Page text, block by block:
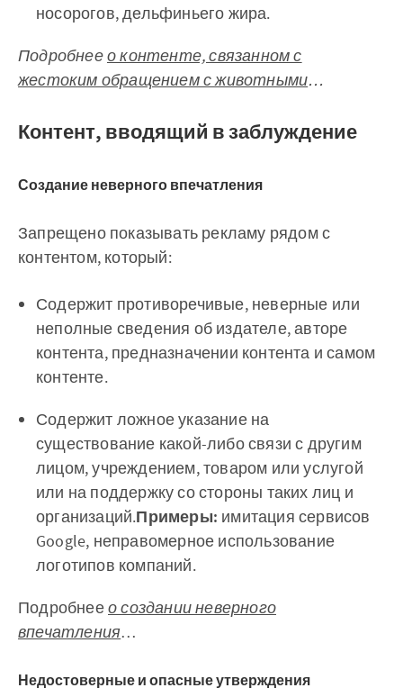
носорогов, дельфиньего жира.
Подробнеео контенте, связанном с
жестоким обращением с животными…
Контент, вводящий в заблуждение
Создание неверного впечатления
Запрещено показывать рекламу рядом с
контентом, который:
Содержит противоречивые, неверные или
неполные сведения об издателе, авторе
контента, предназначении контента и самом
контенте.
Содержит ложное указание на
существование какой-либо связи с другим
лицом, учреждением, товаром или услугой
или на поддержку со стороны таких лиц и
организаций.Примеры: имитация сервисов
Google, неправомерное использование
логотипов компаний.
Подробнеео создании неверного
впечатления…
Недостоверные и опасные утверждения